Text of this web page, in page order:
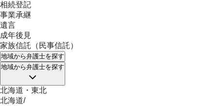
相続登記
事業承継
遺言
成年後見
家族信託（民事信託）
地域から弁護士を探す
地域から弁護士を探す
北海道・東北
北海道/